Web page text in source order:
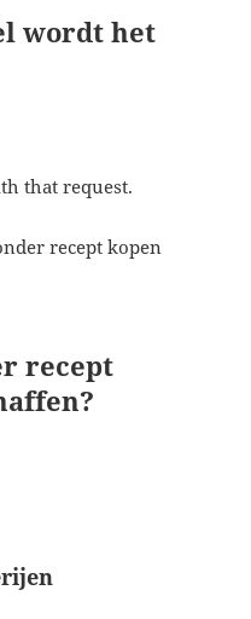
wordt het
that request.
recept